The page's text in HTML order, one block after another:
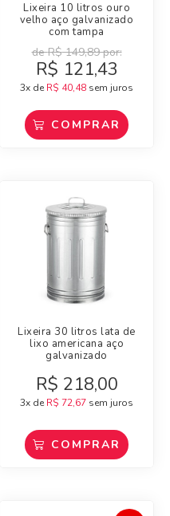
Lixeira 10 litros ouro
velho aço galvanizado
com tampa
deR$149,89por:
R$ 121,43
3x de R$ 40,48 sem juros
COMPRAR
Lixeira 30 litros lata de
lixo americana aço
galvanizado
R$ 218,00
3x de R$ 72,67 sem juros
COMPRAR